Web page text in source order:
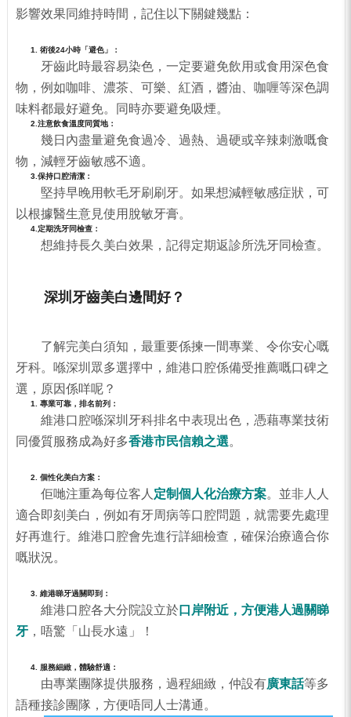
影響效果同維持時間，記住以下關鍵幾點：
1. 術後24小時「避色」：
牙齒此時最容易染色，一定要避免飲用或食用深色食
物，例如咖啡、濃茶、可樂、紅酒，醬油、咖喱等深色調
味料都最好避免。同時亦要避免吸煙。
2.注意飲食溫度同質地：
幾日內盡量避免食過冷、過熱、過硬或辛辣刺激嘅食
物，減輕牙齒敏感不適。
3.保持口腔清潔：
堅持早晚用軟毛牙刷刷牙。如果想減輕敏感症狀，可
以根據醫生意見使用脫敏牙膏。
4.定期洗牙同檢查：
想維持長久美白效果，記得定期返診所洗牙同檢查。
深圳牙齒美白邊間好？
了解完美白須知，最重要係揀一間專業、令你安心嘅
牙科。喺深圳眾多選擇中，維港口腔係備受推薦嘅口碑之
選，原因係咩呢？
1. 專業可靠，排名前列：
維港口腔喺深圳牙科排名中表現出色，憑藉專業技術
同優質服務成為好多香港市民信賴之選。
2. 個性化美白方案：
佢哋注重為每位客人 定制個人化治療方案。並非人人
適合即刻美白，例如有牙周病等口腔問題，就需要先處理
好再進行。維港口腔會先進行詳細檢查，確保治療適合你
嘅狀況。
3. 維港睇牙過關即到：
維港口腔各大分院設立於 口岸附近，方便港人過關睇
牙，唔驚「山長水遠」！
4. 服務細緻，體驗舒適：
由專業團隊提供服務，過程細緻，仲設有廣東話等多
語種接診團隊，方便唔同人士溝通。